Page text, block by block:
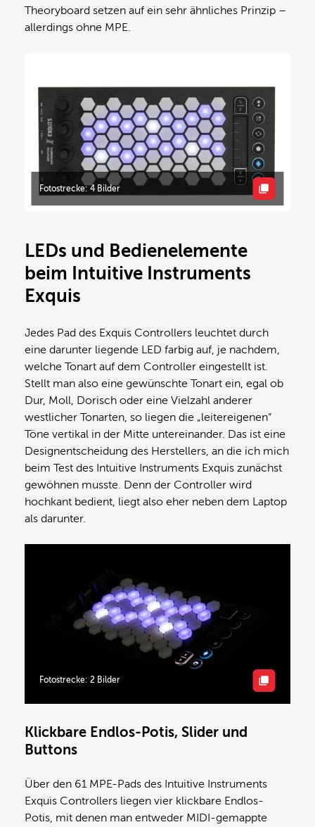
Theoryboard setzen auf ein sehr ähnliches Prinzip –
allerdings ohne MPE.
Fotostrecke: 4 Bilder
LEDs und Bedienelemente
beim Intuitive Instruments
Exquis
Jedes Pad des Exquis Controllers leuchtet durch
eine darunter liegende LED farbig auf, je nachdem,
welche Tonart auf dem Controller eingestellt ist.
Stellt man also eine gewünschte Tonart ein, egal ob
Dur, Moll, Dorisch oder eine Vielzahl anderer
westlicher Tonarten, so liegen die „leitereigenen“
Töne vertikal in der Mitte untereinander. Das ist eine
Designentscheidung des Herstellers, an die ich mich
beim Test des Intuitive Instruments Exquis zunächst
gewöhnen musste. Denn der Controller wird
hochkant bedient, liegt also eher neben dem Laptop
als darunter.
Fotostrecke: 2 Bilder
Klickbare Endlos-Potis, Slider und
Buttons
Über den 61 MPE-Pads des Intuitive Instruments
Exquis Controllers liegen vier klickbare Endlos-
Potis, mit denen man entweder MIDI-gemappte